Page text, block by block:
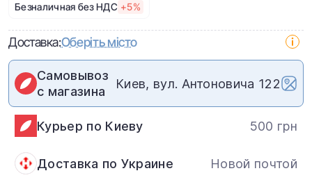
Безналичная без НДС +5%
Доставка:Оберіть місто
Самовывоз
с магазина
Киев, вул. Антоновича 122
Курьер по Киеву 500 грн
Доставка по Украине Новой почтой